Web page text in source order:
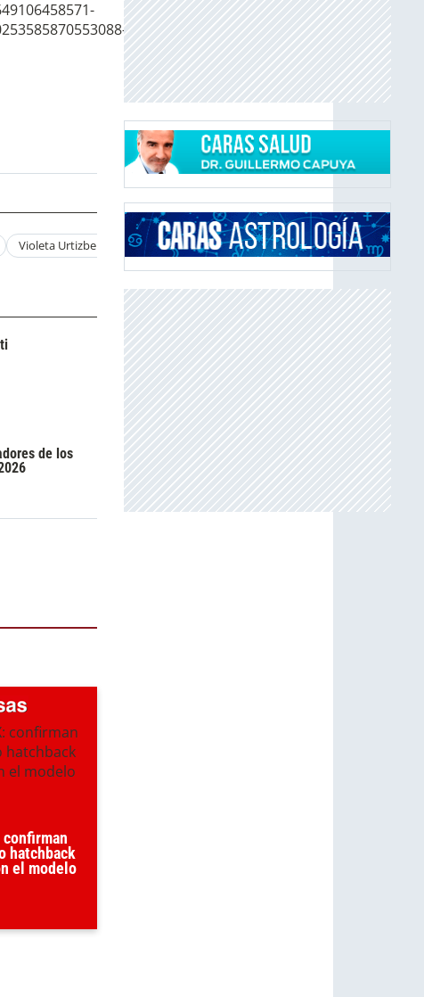
Violeta Urtizberea Bafweek Modac Paula Kohan Minerva
de los
hatchback
el modelo